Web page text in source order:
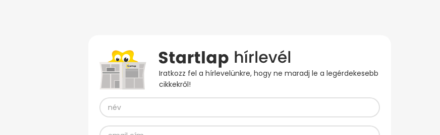
Iratkozz fel a hírlevelünkre, hogy ne maradj le a legérdekesebb
cikkekről!